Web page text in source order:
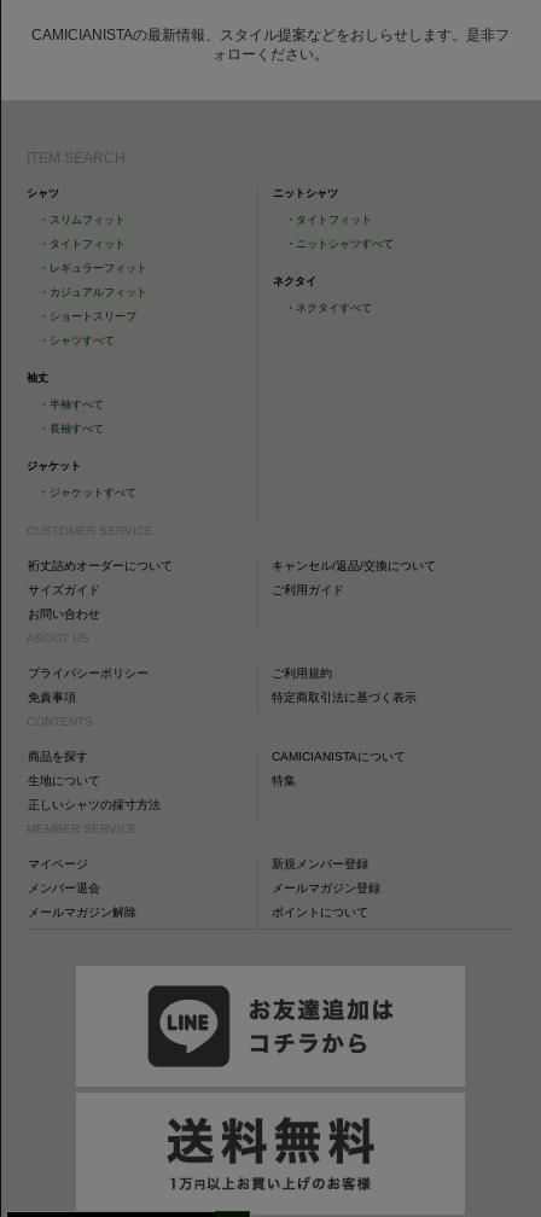
CAMICIANISTAの最新情報、スタイル提案などをおしらせします。是非フ
ォローください。
ITEM SEARCH
シャツ
・ スリムフィット
・ タイトフィット
・ レギュラーフィット
・ カジュアルフィット
・ ショートスリーブ
・ シャツすべて
袖丈
・半袖すべて
・長袖すべて
ジャケット
・ ジャケットすべて
ニットシャツ
・ タイトフィット
・ ニットシャツすべて
ネクタイ
・ ネクタイすべて
CUSTOMER SERVICE
裄丈詰めオーダーについて
キャンセル/返品/交換について
サイズガイド
ご利用ガイド
お問い合わせ
ABOUT US
プライバシーポリシー
ご利用規約
免責事項
特定商取引法に基づく表示
CONTENTS
商品を探す
CAMICIANISTAについて
生地について
特集
正しいシャツの採寸方法
MEMBER SERVICE
マイページ
新規メンバー登録
メンバー退会
メールマガジン登録
メールマガジン解除
ポイントについて